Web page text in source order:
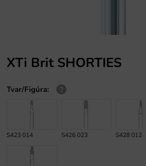
XTi Brit SHORTIES
Tvar/Figúra:
S423 014 S426 023 S428 012